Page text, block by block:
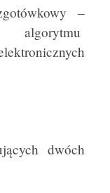
–
algorytmu
dwóch